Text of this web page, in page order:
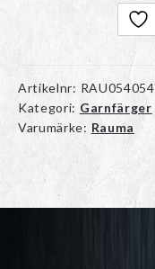
Artikelnr: RAU054054
Kategori: Garnfärger
Varumärke: Rauma